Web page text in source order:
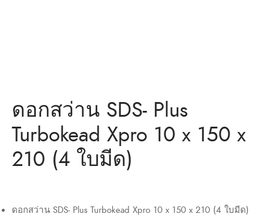
ดอกสว่าน SDS- Plus
Turbokead Xpro 10 x 150 x
210 (4 ใบมีด)
ดอกสว่าน SDS- Plus Turbokead Xpro 10 x 150 x 210 (4 ใบมีด)